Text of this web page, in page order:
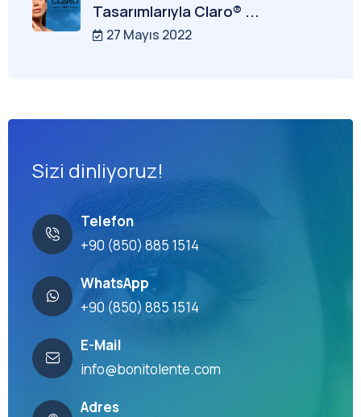
Tasarımlarıyla Claro® ...
27 Mayıs 2022
Sizi dinliyoruz!
Telefon
+90 (850) 885 1514
WhatsApp
+90 (850) 885 1514
E-Mail
info@bonitolente.com
Adres